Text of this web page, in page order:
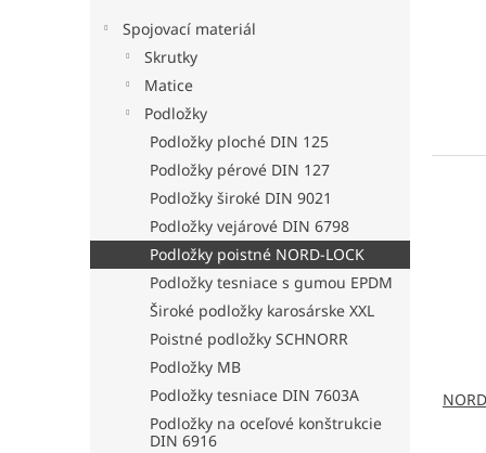
Spojovací materiál
Skrutky
Matice
Podložky
Podložky ploché DIN 125
Podložky pérové DIN 127
Podložky široké DIN 9021
Podložky vejárové DIN 6798
Podložky poistné NORD-LOCK
Podložky tesniace s gumou EPDM
Široké podložky karosárske XXL
Poistné podložky SCHNORR
Podložky MB
Podložky tesniace DIN 7603A
Podložky na oceľové konštrukcie
DIN 6916